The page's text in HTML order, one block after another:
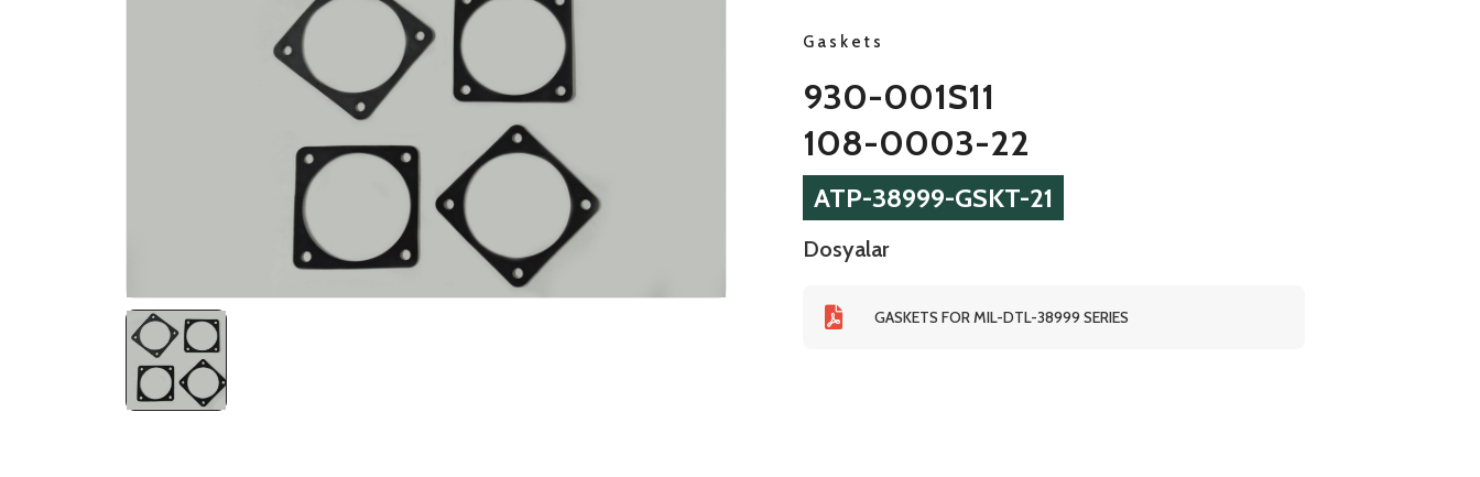
Gaskets
930-001S11
108-0003-22
ATP-38999-GSKT-21
Dosyalar
GASKETS FOR MIL-DTL-38999 SERIES